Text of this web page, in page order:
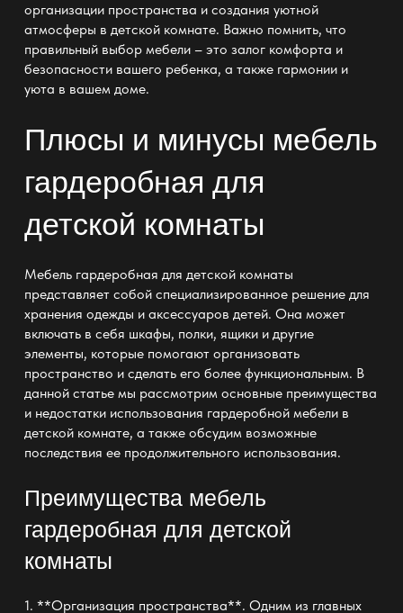
организации пространства и создания уютной
атмосферы в детской комнате. Важно помнить, что
правильный выбор мебели – это залог комфорта и
безопасности вашего ребенка, а также гармонии и
уюта в вашем доме.
Плюсы и минусы мебель
гардеробная для
детской комнаты
Мебель гардеробная для детской комнаты
представляет собой специализированное решение для
хранения одежды и аксессуаров детей. Она может
включать в себя шкафы, полки, ящики и другие
элементы, которые помогают организовать
пространство и сделать его более функциональным. В
данной статье мы рассмотрим основные преимущества
и недостатки использования гардеробной мебели в
детской комнате, а также обсудим возможные
последствия ее продолжительного использования.
Преимущества мебель
гардеробная для детской
комнаты
1. **Организация пространства**. Одним из главных